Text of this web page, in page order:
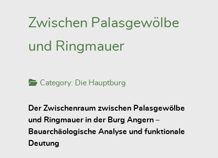
Zwischen Palasgewölbe
und Ringmauer
Category: Die Hauptburg
Der Zwischenraum zwischen Palasgewölbe
und Ringmauer in der Burg Angern –
Bauarchäologische Analyse und funktionale
Deutung